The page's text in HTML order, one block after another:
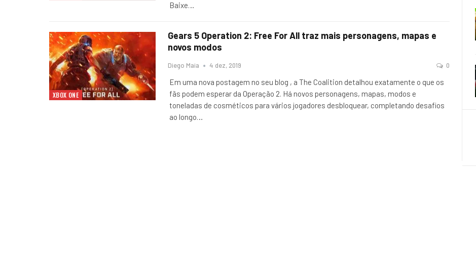
Baixe…
XBOX ONE
Gears 5 Operation 2: Free For All traz mais personagens, mapas e
novos modos
Diego Maia 4 dez, 2019 0
Em uma nova postagem no seu blog , a The Coalition detalhou exatamente o que os
fãs podem esperar da Operação 2. Há novos personagens, mapas, modos e
toneladas de cosméticos para vários jogadores desbloquear, completando desafios
ao longo…